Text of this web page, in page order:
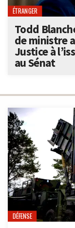
DÉFENSE
ÉTRANGER
Todd
de ministre
Justice à
au Sénat